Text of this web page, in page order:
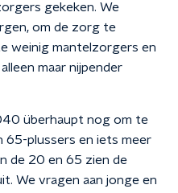
gekeken. We
om de zorg te
weinig mantelzorgers en
maar nijpender
überhaupt nog om te
65-plussers en iets meer
de 20 en 65 zien de
We vragen aan jonge en